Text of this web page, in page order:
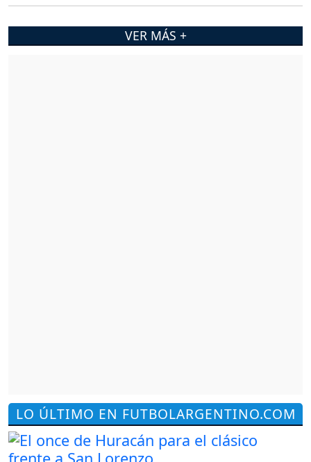
LO ÚLTIMO EN FUTBOLARGENTINO.COM
VER MÁS +